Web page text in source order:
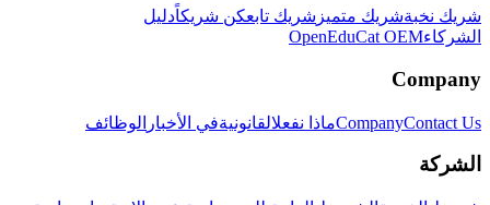
شريك نخبةشريك متميز شريك تابعكن شريكاًدليل
الشركاءOpenEduCat OEM
Company
CompanyContact Us ماذا نفعلالقانونيةفي الأخبار الوظائف
الشركة